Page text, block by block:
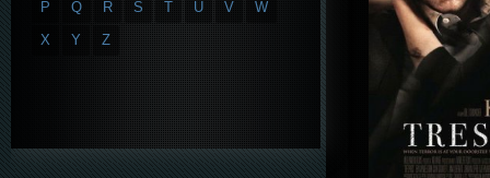
P
Q R S T U V
W
X
Y Z